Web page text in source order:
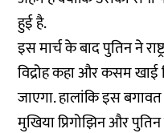
हुई है.
इस मार्च के बाद पुतिन ने
विद्रोह कहा और कसम
जाएगा. हालांकि इस
मुखिया प्रिगोझिन और